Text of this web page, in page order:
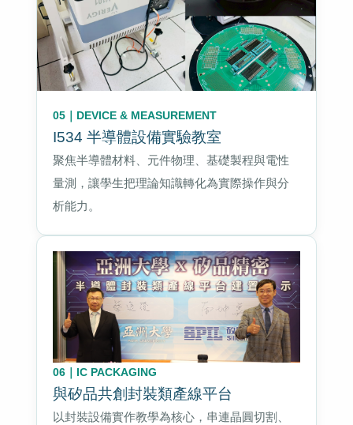
05｜DEVICE & MEASUREMENT
I534 半導體設備實驗教室
聚焦半導體材料、元件物理、基礎製程與電性
量測，讓學生把理論知識轉化為實際操作與分
析能力。
06｜IC PACKAGING
與矽品共創封裝類產線平台
以封裝設備實作教學為核心，串連晶圓切割、